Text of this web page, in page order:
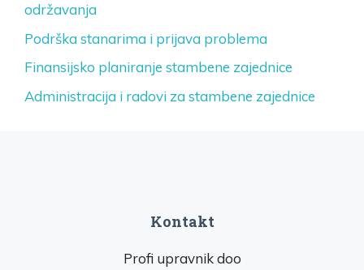
održavanja
Podrška stanarima i prijava problema
Finansijsko planiranje stambene zajednice
Administracija i radovi za stambene zajednice
Kontakt
Profi upravnik doo